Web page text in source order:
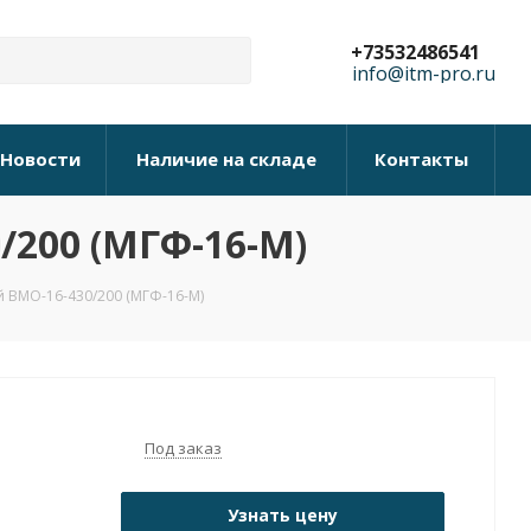
+73532486541
info@itm-pro.ru
Новости Наличие на складе Контакты
200 (МГФ-16-М)
ВМО-16-430/200 (МГФ-16-М)
Под заказ
Узнать цену